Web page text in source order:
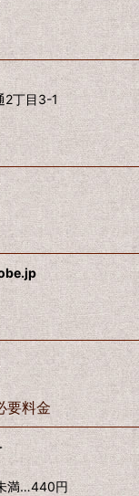
2丁目3-1
要料金
満…440円